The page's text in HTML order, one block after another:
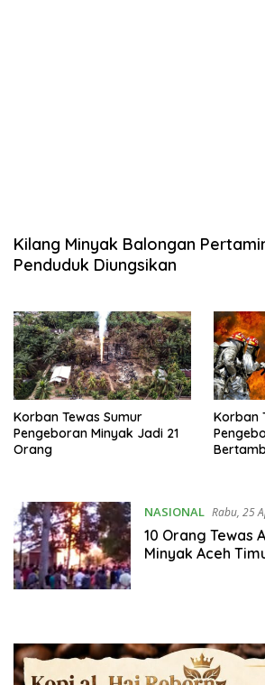
Kilang Minyak Balongan
Penduduk Diungsikan
Korban Tewas Sumur
Pengeboran Minyak Jadi 21
Orang
Korban
NASIONAL Rabu, 25
10 Orang Tewas
Minyak Aceh